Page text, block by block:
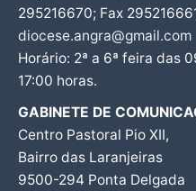
295216670; Fax
diocese.angra@gmail.com
Horário: 2ª a 6ª feira das
17:00 horas.
GABINETE DE
Centro Pastoral Pio XII,
Bairro das Laranjeiras
9500-294 Ponta Delgada